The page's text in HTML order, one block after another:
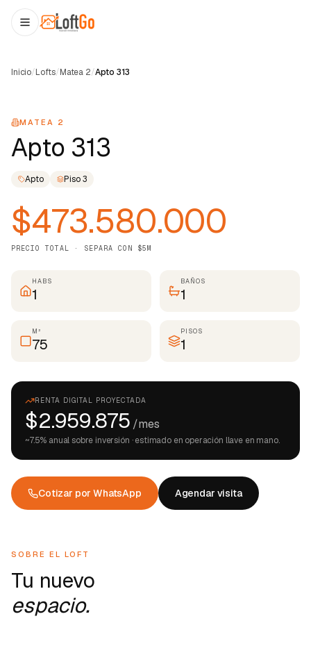
Inicio/Lofts/Matea 2/Apto 313
1 / 22
MATEA 2
Apto 313
Apto Piso3
$473.580.000
PRECIO TOTAL · SEPARA CON $5M
HABS
1
BAÑOS
1
M²
75
PISOS
1
RENTA DIGITAL PROYECTADA
$2.959.875 /mes
~7.5% anual sobre inversión · estimado en operación llave en mano.
Cotizar por WhatsApp Agendar visita
SOBRE EL LOFT
Tu nuevo
espacio.